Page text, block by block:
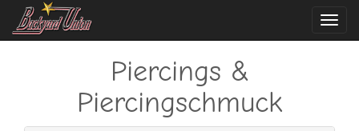
Piercings &
Piercingschmuck